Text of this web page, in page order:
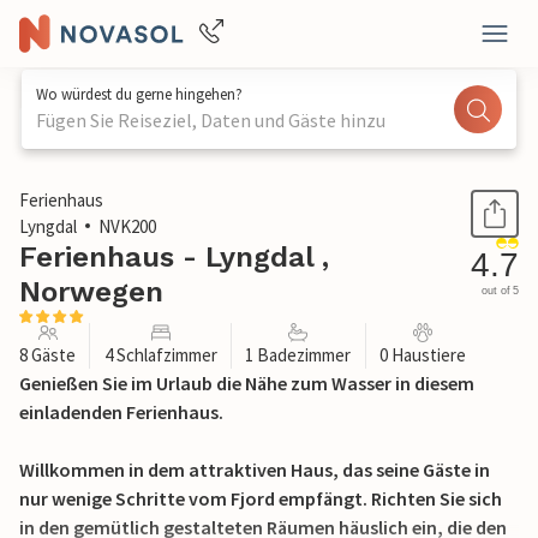
Wo würdest du gerne hingehen?
Fügen Sie Reiseziel, Daten und Gäste hinzu
1 / 19
Ferienhaus
Lyngdal
NVK200
Ferienhaus - Lyngdal ,
Norwegen
4.7
out of 5
8 Gäste 4 Schlafzimmer 1 Badezimmer 0 Haustiere
Genießen Sie im Urlaub die Nähe zum Wasser in diesem
einladenden Ferienhaus.
Willkommen in dem attraktiven Haus, das seine Gäste in
nur wenige Schritte vom Fjord empfängt. Richten Sie sich
in den gemütlich gestalteten Räumen häuslich ein, die den